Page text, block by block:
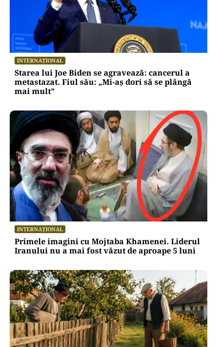
INTERNAȚIONAL
Starea lui Joe Biden se agravează: cancerul a
metastazat. Fiul său: „Mi-aș dori să se plângă
mai mult”
INTERNAȚIONAL
Primele imagini cu Mojtaba Khamenei. Liderul
Iranului nu a mai fost văzut de aproape 5 luni